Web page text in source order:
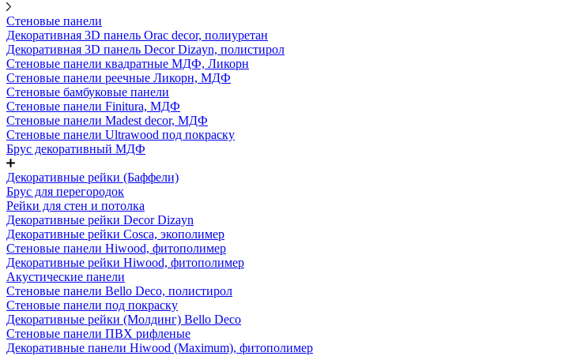
Стеновые панели
Декоративная 3D панель Orac decor, полиуретан
Декоративная 3D панель Decor Dizayn, полистирол
Стеновые панели квадратные МДФ, Ликорн
Стеновые панели реечные Ликорн, МДФ
Стеновые бамбуковые панели
Стеновые панели Finitura, МДФ
Стеновые панели Madest decor, МДФ
Стеновые панели Ultrawood под покраску
Брус декоративный МДФ
Декоративные рейки (Баффели)
Брус для перегородок
Рейки для стен и потолка
Декоративные рейки Decor Dizayn
Декоративные рейки Cosca, экополимер
Стеновые панели Hiwood, фитополимер
Декоративные рейки Hiwood, фитополимер
Акустические панели
Стеновые панели Bello Deco, полистирол
Стеновые панели под покраску
Декоративные рейки (Молдинг) Bello Deco
Стеновые панели ПВХ рифленые
Декоративные панели Hiwood (Maximum), фитополимер